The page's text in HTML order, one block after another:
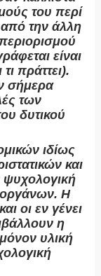
του περί
από την άλλη
είναι
πράττει).
σήμερα
των
δυτικού
ιδίως
και
ψυχολογική
οργάνων. Η
οι εν γένει
η
υλική